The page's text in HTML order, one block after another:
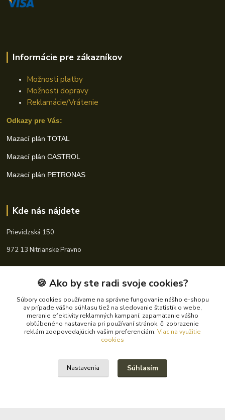
Informácie pre zákazníkov
Možnosti platby
Možnosti dopravy
Reklamácie/Vrátenie
Odkazy pre Vás:
Mazací plán TOTAL
Mazací plán CASTROL
Mazací plán PETRONAS
Kde nás nájdete
Prievidzská 150
972 13 Nitrianske Pravno
Kontakty
+421 940 621 185
(Po-Pia, 8-16 hod.)
🍪 Ako by ste radi svoje cookies?
Súbory cookies používame na správne fungovanie nášho e-shopu
av prípade vášho súhlasu tiež na sledovanie štatistík o webe,
meranie efektivity reklamných kampaní, zapamätanie vášho
obľúbeného nastavenia pri používaní stránok, či zobrazenie
reklám zodpovedajúcich vašim preferenciám. Viac na využitie
cookies
Nastavenia Súhlasím